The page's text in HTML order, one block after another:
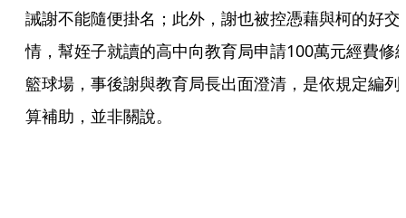
誡謝不能隨便掛名；此外，謝也被控憑藉與柯的好交
情，幫姪子就讀的高中向教育局申請100萬元經費修
籃球場，事後謝與教育局長出面澄清，是依規定編列
算補助，並非關說。